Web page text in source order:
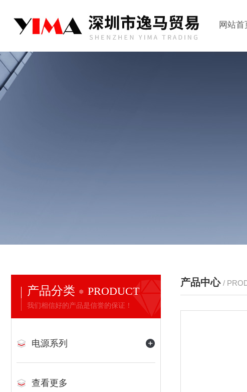
网站首
产品分类 PRODUCT
我们相信好的产品是信誉的保证！
电源系列
查看更多
产品中心 /